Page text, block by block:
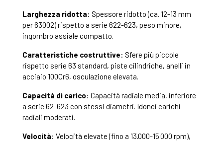
Larghezza ridotta: Spessore ridotto (ca. 12-13 mm
per 63002) rispetto a serie 622-623, peso minore,
ingombro assiale compatto.
Caratteristiche costruttive: Sfere più piccole
rispetto serie 63 standard, piste cilindriche, anelli in
acciaio 100Cr6, osculazione elevata.
Capacità di carico: Capacità radiale media, inferiore
a serie 62-623 con stessi diametri. Idonei carichi
radiali moderati.
Velocità: Velocità elevate (fino a 13.000-15.000 rpm),